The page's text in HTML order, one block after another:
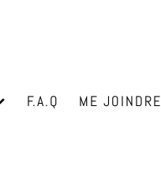
F.A.Q ME JOINDRE